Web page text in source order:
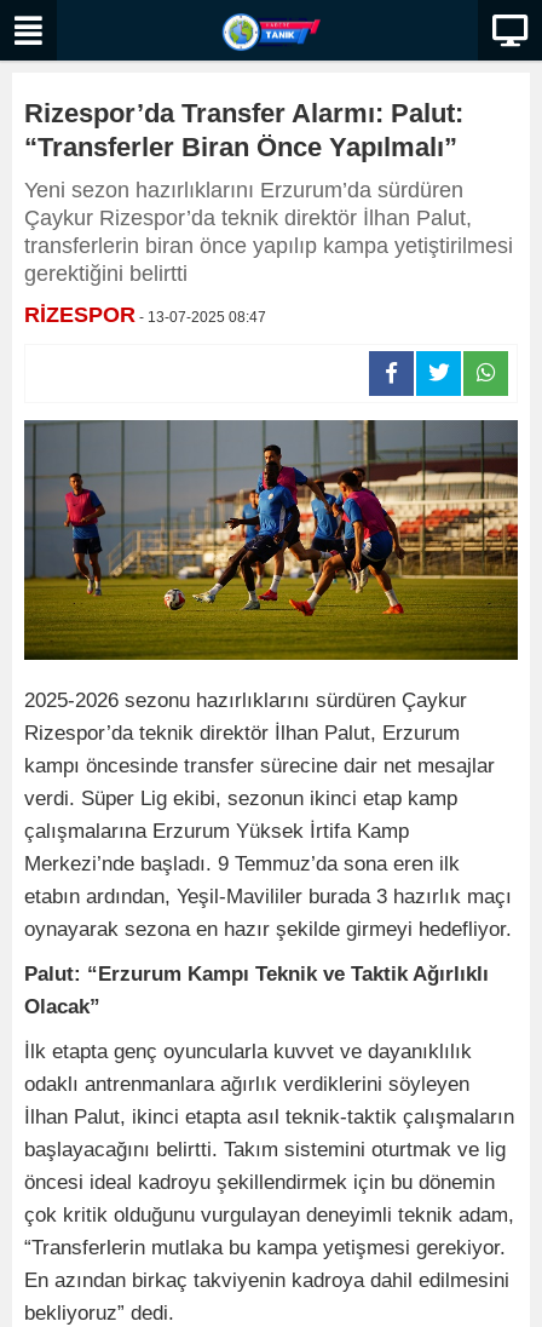
Rizespor’da Transfer Alarmı: Palut:
“Transferler Biran Önce Yapılmalı”
Yeni sezon hazırlıklarını Erzurum’da sürdüren
Çaykur Rizespor’da teknik direktör İlhan Palut,
transferlerin biran önce yapılıp kampa yetiştirilmesi
gerektiğini belirtti
RİZESPOR - 13-07-2025 08:47
2025-2026 sezonu hazırlıklarını sürdüren Çaykur
Rizespor’da teknik direktör İlhan Palut, Erzurum
kampı öncesinde transfer sürecine dair net mesajlar
verdi. Süper Lig ekibi, sezonun ikinci etap kamp
çalışmalarına Erzurum Yüksek İrtifa Kamp
Merkezi’nde başladı. 9 Temmuz’da sona eren ilk
etabın ardından, Yeşil-Mavililer burada 3 hazırlık maçı
oynayarak sezona en hazır şekilde girmeyi hedefliyor.
Palut: “Erzurum Kampı Teknik ve Taktik Ağırlıklı
Olacak”
İlk etapta genç oyuncularla kuvvet ve dayanıklılık
odaklı antrenmanlara ağırlık verdiklerini söyleyen
İlhan Palut, ikinci etapta asıl teknik-taktik çalışmaların
başlayacağını belirtti. Takım sistemini oturtmak ve lig
öncesi ideal kadroyu şekillendirmek için bu dönemin
çok kritik olduğunu vurgulayan deneyimli teknik adam,
“Transferlerin mutlaka bu kampa yetişmesi gerekiyor.
En azından birkaç takviyenin kadroya dahil edilmesini
bekliyoruz” dedi.